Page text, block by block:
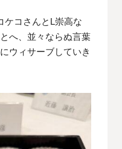
ケコさんとL崇高な
へ、並々ならぬ言葉
ウィサーブしていき